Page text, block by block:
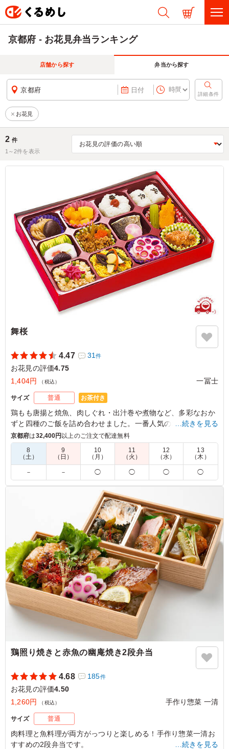
京都府 - お花見弁当ランキング
店舗から探す 弁当から探す
京都府 日付
詳細条件
お花見
2 件
1～2件を表示
舞桜
4.47 31件
お花見の評価4.75
1,404円
（税込） 一冨士
サイズ 普通 お茶付き
鶏もも唐揚と焼魚、肉しぐれ・出汁巻や煮物など、多彩なおか
ずと四種のご飯を詰め合わせました。一番人気のオススメ幕の
内弁当です。
4.5
彩りも良く、冷めていても美味しく食べることができまし
た。味も満足です。ボリュームはありましたが、少しごは
んものが多かった気がしました。（でもちらし寿司はとて
も美味しかったです）全体的に味は薄めでしたが、お年寄
りの方や外国人の方もいたので、良かったと思います。
ご利用シーン：懇親会›お花見
大阪府茨木市美穂ケ丘2023/03/30
…続きを見る
京都府は32,400円 以上のご注文で配達無料
8
（土）
9
（日）
10
（月）
11
（火）
12
（水）
13
（木）
－ － ◯ ◯ ◯ ◯
鶏照り焼きと赤魚の幽庵焼き2段弁当
4.68 185件
お花見の評価4.50
1,260円
（税込） 手作り惣菜 一清
サイズ 普通
肉料理と魚料理が両方がっつりと楽しめる！手作り惣菜一清お
すすめの2段弁当です。
…続きを見る